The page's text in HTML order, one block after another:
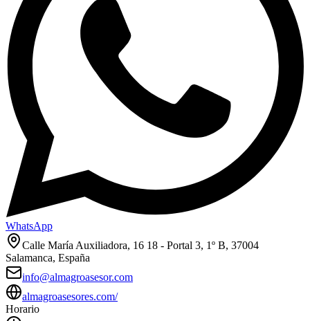
WhatsApp
Calle María Auxiliadora, 16 18 - Portal 3, 1º B, 37004
Salamanca, España
info@almagroasesor.com
almagroasesores.com/
Horario